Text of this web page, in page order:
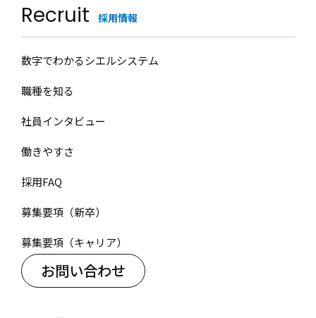
Recruit 採用情報
数字でわかるシエルシステム
職種を知る
社員インタビュー
働きやすさ
採用FAQ
募集要項（新卒）
募集要項（キャリア）
お問い合わせ